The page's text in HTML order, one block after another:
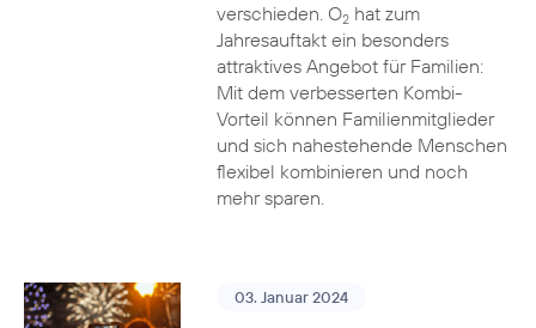
verschieden. O2hat zum
Jahresauftakt ein besonders
attraktives Angebot für Familien:
Mit dem verbesserten Kombi-
Vorteil können Familienmitglieder
und sich nahestehende Menschen
flexibel kombinieren und noch
mehr sparen.
03. Januar 2024